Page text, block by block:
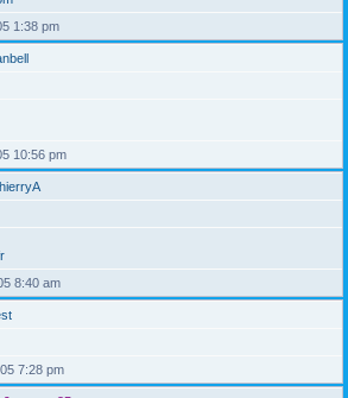
1:38 pm
10:56 pm
8:40 am
7:28 pm